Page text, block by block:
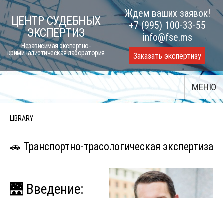
Skip
to
content
ЦЕНТР СУДЕБНЫХ
ЭКСПЕРТИЗ
Независимая экспертно-
криминалистическая лаборатория
Ждем ваших заявок!
+7 (995) 100-33-55
info@fse.ms
Заказать экспертизу
МЕНЮ
LIBRARY
🚗 Транспортно-трасологическая экспертиза
🌉 Введение: